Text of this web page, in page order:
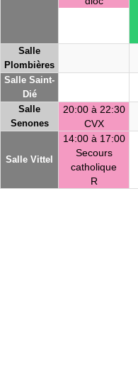
Salle
Plombières
Salle Saint-
Dié
Salle
Senones
20:00 à 22:30
CVX
Salle Vittel
14:00 à 17:00
Secours
catholique
R